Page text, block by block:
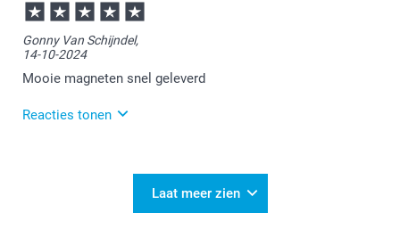
16:30
Wat jammer om te lezen dat je niet geheel tevreden
bent over de scherpte van de foto op de magneten.
Aarzel niet om hierover contact op te nemen met de
klantenservice. Zij helpen je graag verder!
Gonny Van Schijndel,
14-10-2024
Mooie magneten snel geleverd
Reacties tonen
Bedankt voor je review. Wat leuk om te horen dat je
Laat meer zien